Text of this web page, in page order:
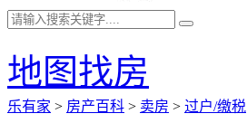
地图找房
乐有家 > 房产百科 > 卖房 > 过户/缴税